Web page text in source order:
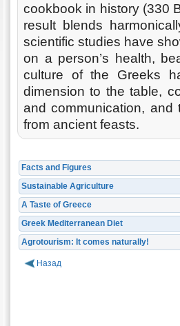
cookbook in history (330
result blends
scientific studies have
on a person’s health,
culture of the Greeks
dimension to the table,
and communication,
from ancient feasts.
Facts and Figures
Sustainable Agriculture
A Taste of Greece
Greek Mediterranean Diet
Agrotourism: It comes naturally!
Назад